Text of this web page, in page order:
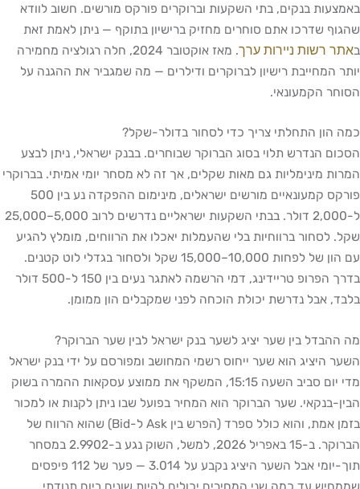
באמצעות בנקים, בתי השקעות וברוקרים פורקס מורשים. חשוב לוודא
שהגוף שדרכו אתם סוחרים מחזיק ברישיון בתוקף — ניתן לאמת זאת
באתר רשות ניירות ערך
. מאז אוקטובר 2024, חלה רגולציה מחמירה
יותר המחייבת רישיון לברוקרים ודילרים — מה שמגביר את ההגנה על
הסוחר הקמעונאי.
כמה הון התחלתי צריך כדי לסחור בדולר-שקל?
הסכום הנדרש תלוי בסוג הברוקר שבוחרים. בבנק ישראלי, ניתן לבצע
המרות מינימליות גם מאות שקלים, אך זה לא מסחר יומי אמיתי. בברוקרי
פורקס קמעונאיים מורשים ישראלים, מינימום ההפקדה נע בין 500
ל-2,000 דולר. בבתי השקעות ישראליים נדרשים לרוב 5,000–25,000
שקל. לסחור ברווחיות בלי שהעמלות יאכלו את הרווחים, מומלץ להגיע
עם הון של לפחות 10,000–15,000 שקל ולסחור בגדלי לוט קטנים.
בדרך הפרופ טריידינג, דמי הרשמה לאתגר נעים בין 150 ל-500 דולר
בלבד, אבל נדרשת יכולת הוכחה לפני שמקבלים הון ממומן.
מה ההבדל בין שער יציג לשער בנק ישראל לבין שער הברוקר?
השער היציג הוא שער ייחוס רשמי המחושב ומפורסם על ידי בנק ישראל
מדי יום סביב השעה 15:15, המשקף את ממוצע עסקאות ההמרה בשוק
הבין-בנקאי. שער הברוקר הוא המחיר בפועל שבו ניתן לקנות או למכור
בזמן אמת, והוא כולל ספרד (הפרש בין Ask ל-Bid) שהוא הרווח של
הברוקר. ב-15 באפריל 2026, למשל, השוק נגע ב-2.9902 במסחר
תוך-יומי אבל השער היציג נקבע על 3.014 — פער של 112 פיפסים